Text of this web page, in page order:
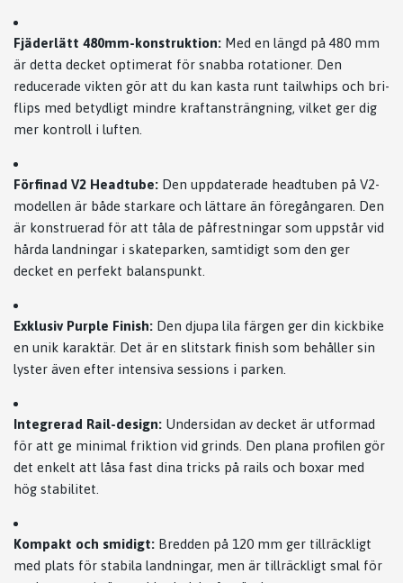
Fjäderlätt 480mm-konstruktion: Med en längd på 480 mm
är detta decket optimerat för snabba rotationer. Den
reducerade vikten gör att du kan kasta runt tailwhips och bri-
flips med betydligt mindre kraftansträngning, vilket ger dig
mer kontroll i luften.
Förfinad V2 Headtube: Den uppdaterade headtuben på V2-
modellen är både starkare och lättare än föregångaren. Den
är konstruerad för att tåla de påfrestningar som uppstår vid
hårda landningar i skateparken, samtidigt som den ger
decket en perfekt balanspunkt.
Exklusiv Purple Finish: Den djupa lila färgen ger din kickbike
en unik karaktär. Det är en slitstark finish som behåller sin
lyster även efter intensiva sessions i parken.
Integrerad Rail-design: Undersidan av decket är utformad
för att ge minimal friktion vid grinds. Den plana profilen gör
det enkelt att låsa fast dina tricks på rails och boxar med
hög stabilitet.
Kompakt och smidigt: Bredden på 120 mm ger tillräckligt
med plats för stabila landningar, men är tillräckligt smal för